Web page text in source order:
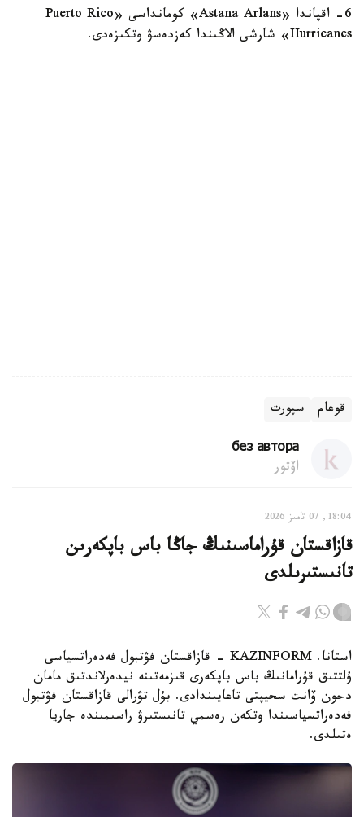
6- اقپاندا «Astana Arlans» كومانداسى «Puerto Rico
Hurricanes» شارشى الاڭىندا كەزدەسۋ وتكىزەدى.
قوعام سپورت
без автора
اۆتور
18:04, 07 تامىز 2026
قازاقستان قۇراماسىنىڭ جاڭا باس باپكەرىن
تانىستىرىلدى
استانا. KAZINFORM - قازاقستان فۋتبول فەدەراتسياسى
ۇلتتىق قۇرامانىڭ باس باپكەرى قىزمەتىنە نيدەرلاندتىق مامان
دجون ۆانت سحيپتى تاعايىندادى. بۇل تۋرالى قازاقستان فۋتبول
فەدەراتسياسىندا وتكەن رەسمي تانىستىرۋ راسىمىندە جاريا
ەتىلدى.